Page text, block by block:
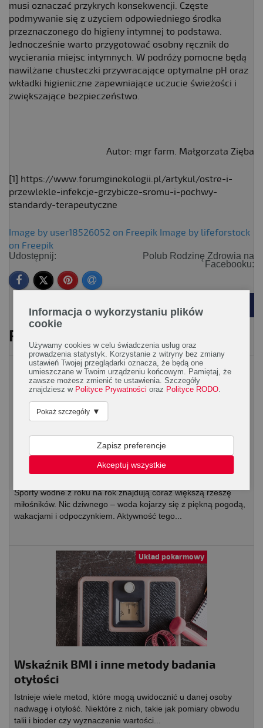
musi oznaczać przykrych konsekwencji. Częste
podmywanie się z użyciem odpowiedniego środka
przeznaczonego do higieny intymnej to podstawa.
Jednocześnie warto przygotować osobny ręcznik do
wycierania miejsc intymnych. W podróży pomocne będą
nawilżane chusteczki przywracające optymalne pH oraz
wkładki higieniczne zapewniające uczucie świeżości i
zwiększające bezpieczeństwo.
Autor: mgr farm. Małgorzata Zięba
[1] https://www.forumginekologii.pl/artykul/ostre-i-
przewlekle-infekcje-grzybicze-sromu-i-pochwy-
standardy-terapeutyczne
Image by user18526052 on Freepik Image by lifeforstock
on Freepik
Udostępnij:
Polub Rodzinę Zdrowia na
Facebooku:
PRZECZYTAJ RÓWNIEŻ
Aktywny wypoczynek
Daj nura w sport!
Sporty wodne z roku na rok znajdują coraz większą rzeszę
miłośników. Nic dziwnego – woda kojarzy się z piękną pogodą,
wakacjami i odpoczynkiem. Aktywność tego...
Układ pokarmowy
Wskaźnik BMI i inne metody badania
otyłości
Istnieje wiele metod, które mogą uwidocznić u danej osoby
nadwagę i otyłość. Niektóre z nich, takie jak pomiary obwodu
talii i bioder czy wyznaczenie wartości...
Informacja o wykorzystaniu plików
cookie
Używamy cookies w celu świadczenia usług oraz
prowadzenia statystyk. Korzystanie z witryny bez zmiany
ustawień Twojej przeglądarki oznacza, że będą one
umieszczane w Twoim urządzeniu końcowym. Pamiętaj, że
zawsze możesz zmienić te ustawienia. Szczegóły
znajdziesz w Polityce Prywatności oraz Polityce RODO.
Pokaż szczegóły ▼
Zapisz preferencje
Akceptuj wszystkie